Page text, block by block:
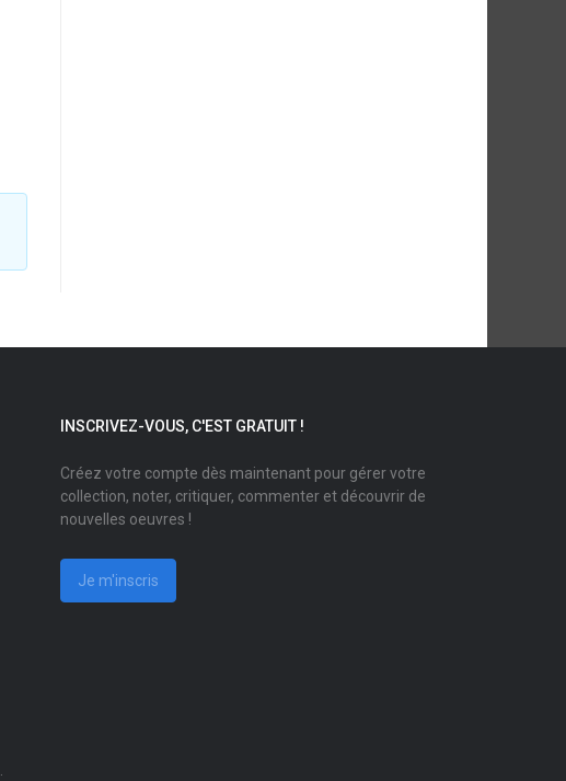
INSCRIVEZ-VOUS, C'EST GRATUIT !
Créez votre compte dès maintenant pour gérer votre
collection, noter, critiquer, commenter et découvrir de
nouvelles oeuvres !
Je m'inscris